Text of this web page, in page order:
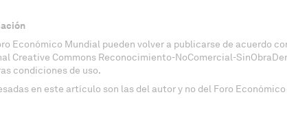
Económico Mundial pueden volver a publicarse de acuerdo
Creative Commons Reconocimiento-NoComercial-
condiciones de uso.
en este artículo son las del autor y no del Foro